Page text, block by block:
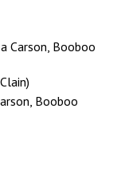
Carson, Booboo
Booboo